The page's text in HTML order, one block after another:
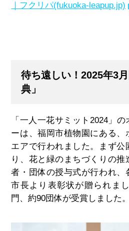
｜フクリパ(fukuoka-leapup.jp)
待ち遠しい！2025年3
典」
「一人一花サミット 2024」の
ーは、福岡市植物園にある、
エアで行われました。まず公
り、花と緑のまちづくりの
者・団体の授与式が行われ、
市長より表彰状が贈られま
門、約90団体が受賞しました。